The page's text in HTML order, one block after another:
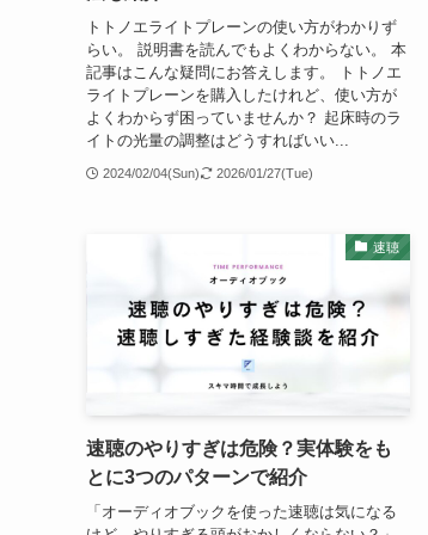
トトノエライトプレーンの使い方がわかりず
らい。 説明書を読んでもよくわからない。 本
記事はこんな疑問にお答えします。 トトノエ
ライトプレーンを購入したけれど、使い方が
よくわからず困っていませんか？ 起床時のラ
イトの光量の調整はどうすればいい...
2024/02/04(Sun) 2026/01/27(Tue)
速聴
速聴のやりすぎは危険？実体験をも
とに3つのパターンで紹介
「オーディオブックを使った速聴は気になる